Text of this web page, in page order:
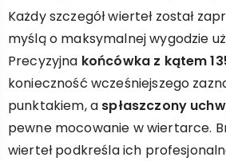
Każdy szczegół wierteł został
myślą o maksymalnej wygodzie
Precyzyjna końcówka z kątem
konieczność wcześniejszego
punktakiem, a spłaszczony
pewne mocowanie w wiertarce.
wierteł podkreśla ich